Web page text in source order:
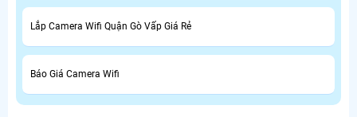
Lắp Camera Wifi Quận Gò Vấp Giá Rẻ
Báo Giá Camera Wifi